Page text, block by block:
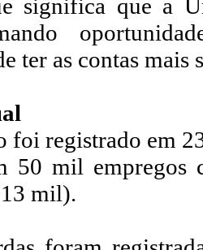
significa que a
ter as contas mais
foi registrado em
50 mil
mil).